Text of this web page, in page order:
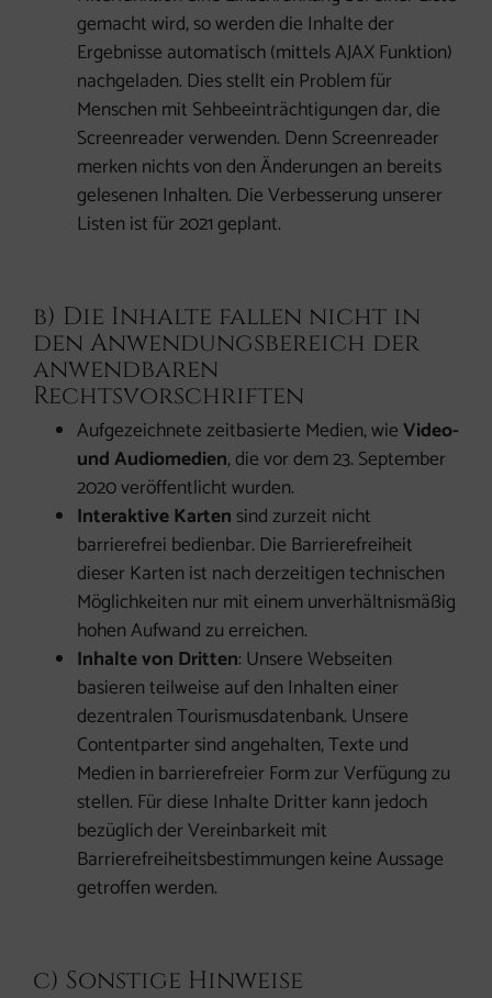
gemacht wird, so werden die Inhalte der
Ergebnisse automatisch (mittels AJAX Funktion)
nachgeladen. Dies stellt ein Problem für
Menschen mit Sehbeeinträchtigungen dar, die
Screenreader verwenden. Denn Screenreader
merken nichts von den Änderungen an bereits
gelesenen Inhalten. Die Verbesserung unserer
Listen ist für 2021 geplant.
b) Die Inhalte fallen nicht in
den Anwendungsbereich der
anwendbaren
Rechtsvorschriften
Aufgezeichnete zeitbasierte Medien, wieVideo-
und Audiomedien, die vor dem 23. September
2020 veröffentlicht wurden.
Interaktive Kartensind zurzeit nicht
barrierefrei bedienbar. Die Barrierefreiheit
dieser Karten ist nach derzeitigen technischen
Möglichkeiten nur mit einem unverhältnismäßig
hohen Aufwand zu erreichen.
Inhalte von Dritten: Unsere Webseiten
basieren teilweise auf den Inhalten einer
dezentralen Tourismusdatenbank. Unsere
Contentparter sind angehalten, Texte und
Medien in barrierefreier Form zur Verfügung zu
stellen. Für diese Inhalte Dritter kann jedoch
bezüglich der Vereinbarkeit mit
Barrierefreiheitsbestimmungen keine Aussage
getroffen werden.
c) Sonstige Hinweise